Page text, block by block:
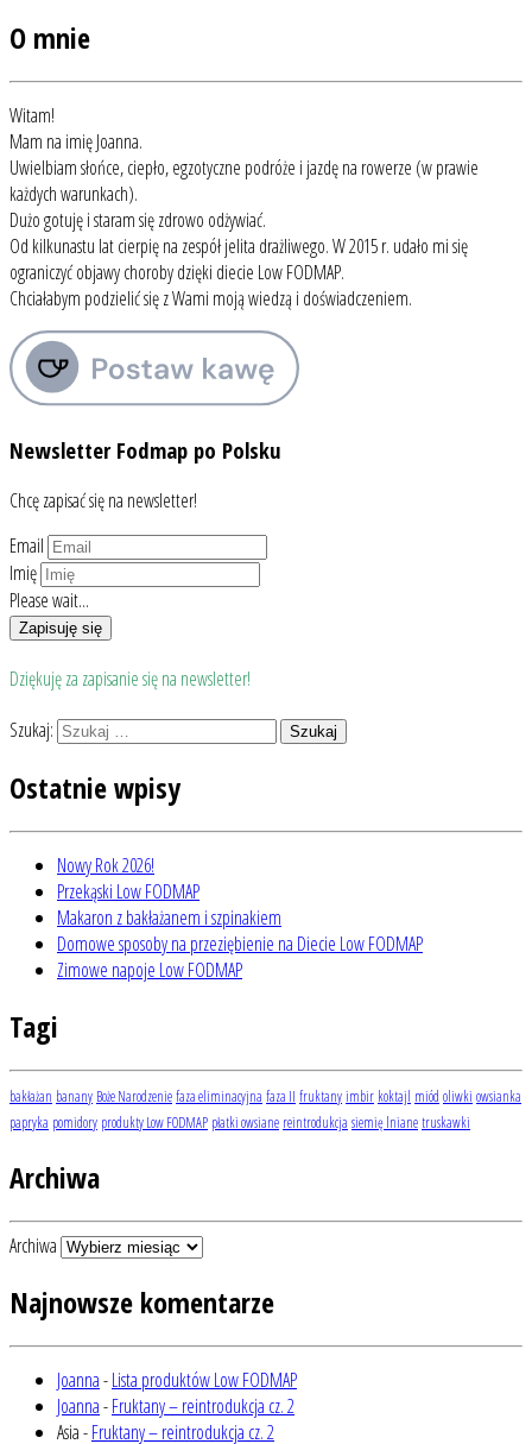
O mnie
Witam!
Mam na imię Joanna.
Uwielbiam słońce, ciepło, egzotyczne podróże i jazdę na rowerze (w prawie
każdych warunkach).
Dużo gotuję i staram się zdrowo odżywiać.
Od kilkunastu lat cierpię na zespół jelita drażliwego. W 2015 r. udało mi się
ograniczyć objawy choroby dzięki diecie Low FODMAP.
Chciałabym podzielić się z Wami moją wiedzą i doświadczeniem.
Newsletter Fodmap po Polsku
Chcę zapisać się na newsletter!
Email
Imię
Please wait...
Zapisuję się
Dziękuję za zapisanie się na newsletter!
Szukaj:
Ostatnie wpisy
Nowy Rok 2026!
Przekąski Low FODMAP
Makaron z bakłażanem i szpinakiem
Domowe sposoby na przeziębienie na Diecie Low FODMAP
Zimowe napoje Low FODMAP
Tagi
bakłażan banany Boże Narodzeniefaza eliminacyjna faza II fruktanyimbir koktajl miód oliwki owsianka
papryka pomidory produkty Low FODMAP płatki owsiane reintrodukcja siemię lnianetruskawki
Archiwa
Archiwa
Najnowsze komentarze
Joanna-Lista produktów Low FODMAP
Joanna-Fruktany – reintrodukcja cz. 2
Asia-Fruktany – reintrodukcja cz. 2